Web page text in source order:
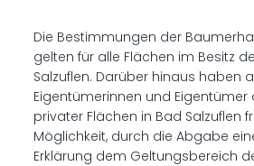
Die Bestimmungen der
gelten für alle Flächen im Besitz
Salzuflen. Darüber hinaus haben
Eigentümerinnen und
privater Flächen in Bad Salzuflen
Möglichkeit, durch die Abgabe
Erklärung dem Geltungsbereich